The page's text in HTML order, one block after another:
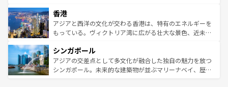
とつ。フォーやバインミー、ベトナムコーヒーなどは、ぜ
ひ現地で味わいたい。どの地域を訪れてもあたたかい人々
が旅行者を迎えてくれるので、きっと忘れられない旅にな
参照してほしい。
の活気が交差している。北部ではチェンマイなどの山岳地
帯で自然と触れ合い、南部ではプーケットやクラビの美し
いビーチでリゾート気分を楽しむことができる。タイ料理
激する。気候は一年中温暖で、どの季節にも異なる楽しみ
が待っている。親しみやすいタイの人々、仏教を中心とし
た文化、そして多様な観光資源が、訪れる旅人を魅了し続
香港
アジアと西洋の文化が交わる香港は、特有のエネルギーを
もっている。ヴィクトリア湾に広がる壮大な景色、近未来
み、どこを訪れても感動するはず。観光スポットが密集し
ており、効率よく見どころを回れるのも魅力。息をのむよ
うな絶景から文化的な体験まで、香港を存分に楽しみ尽く
シンガポール
アジアの交差点として多文化が融合した独自の魅力を放つ
シンガポール。未来的な建築物が並ぶマリーナベイ、歴史